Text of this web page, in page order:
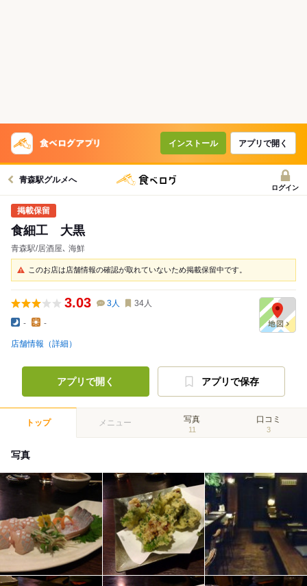
インストール アプリで開く
青森駅グルメへ
ログイン
食細工 大黒
青森駅/居酒屋､ 海鮮
このお店は店舗情報の確認が取れていないため掲載保留中です。
3.03 3人 34人
- -
店舗情報（詳細）
アプリで開く アプリで保存
トップ メニュー 写真
11
口コミ
3
写真